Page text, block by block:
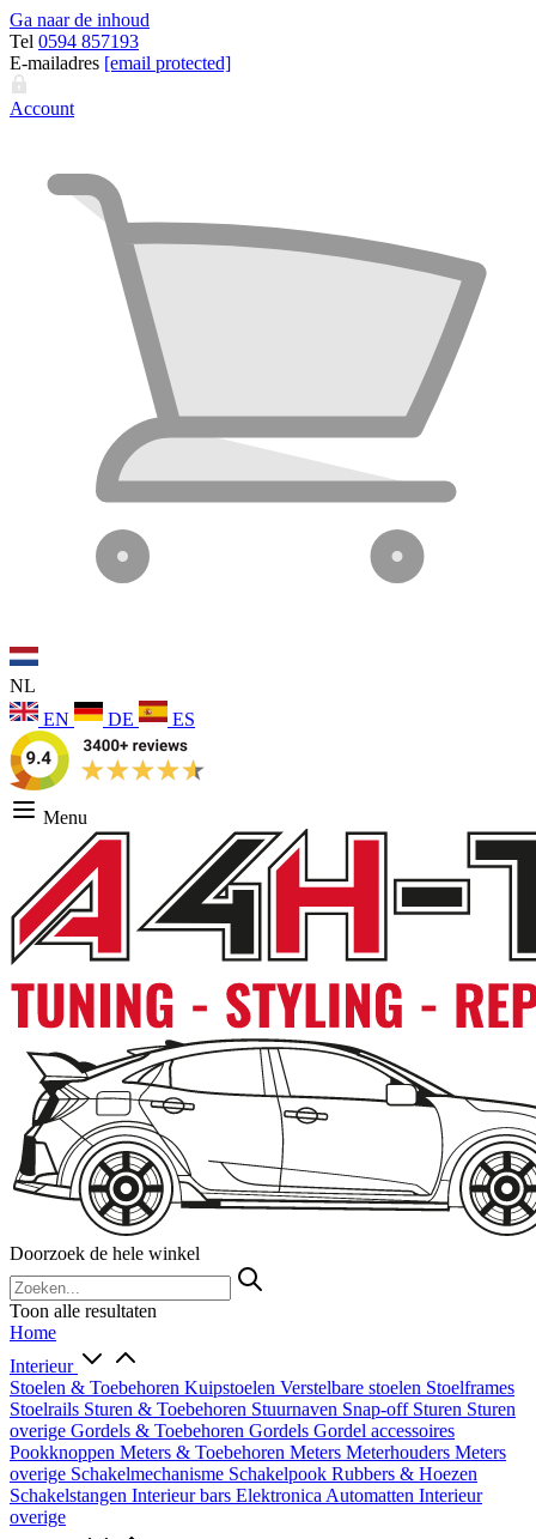
Ga naar de inhoud
Tel 0594 857193
E-mailadres [email protected]
Account
NL
EN
DE ES
Menu
Doorzoek de hele winkel
Toon alle resultaten
Home
Interieur
Stoelen & Toebehoren Kuipstoelen Verstelbare stoelen Stoelframes
Stoelrails Sturen & Toebehoren Stuurnaven Snap-off Sturen Sturen
overige Gordels & Toebehoren Gordels Gordel accessoires
Pookknoppen Meters & Toebehoren Meters Meterhouders Meters
overige Schakelmechanisme Schakelpook Rubbers & Hoezen
Schakelstangen Interieur bars Elektronica Automatten Interieur
overige